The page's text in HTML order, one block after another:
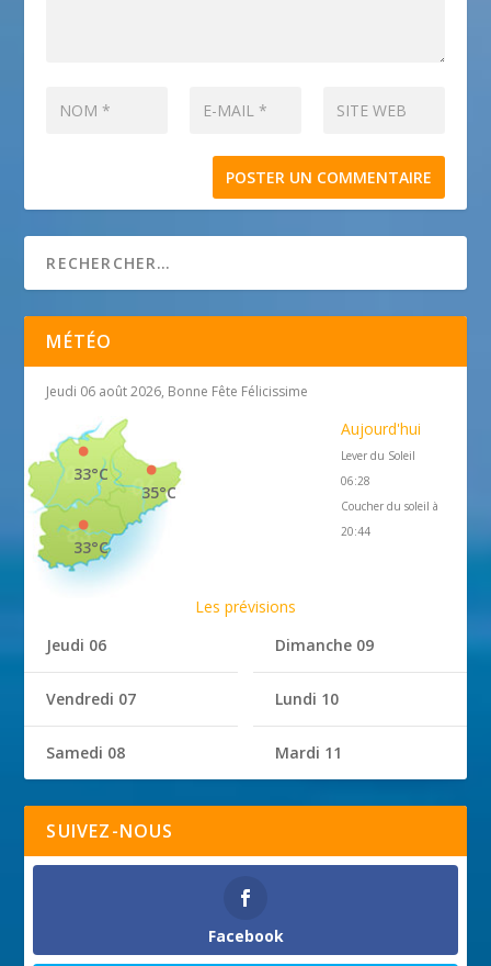
MÉTÉO
Jeudi 06 août 2026, Bonne Fête Félicissime
35°C
33°C
33°C
Aujourd'hui
Lever du Soleil
06:28
Coucher du soleil à
20:44
Les prévisions
Jeudi 06
Vendredi 07
Samedi 08
Dimanche 09
Lundi 10
Mardi 11
SUIVEZ-NOUS
Facebook